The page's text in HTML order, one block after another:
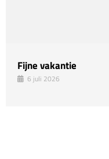
Fijne vakantie
6 juli 2026